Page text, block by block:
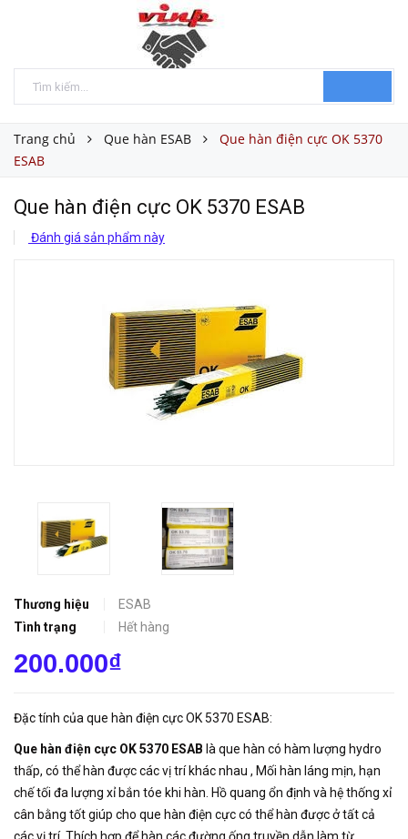
Trang chủ Que hàn ESAB
Que hàn điện cực OK 5370
ESAB
Que hàn điện cực OK 5370 ESAB
Đánh giá sản phẩm này
Thương hiệu
ESAB
Tình trạng
Hết hàng
200.000₫
Đặc tính của que hàn điện cực OK 5370 ESAB:
Que hàn điện cực OK 5370 ESAB là que hàn có hàm lượng hydro
thấp, có thể hàn được các vị trí khác nhau , Mối hàn láng mịn, hạn
chế tối đa lượng xỉ bắn tóe khi hàn. Hồ quang ổn định và hệ thống xỉ
cân bằng tốt giúp cho que hàn điện cực có thể hàn được ở tất cả